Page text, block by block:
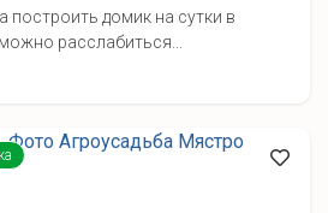
построить домик на сутки в
расслабиться...